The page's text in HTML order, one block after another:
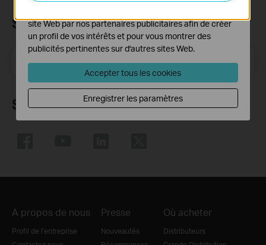
Subscription
S'enregistrer
Suivez nous
A propos de nous
Profil de l'entreprise
Presse
Nouveautés
Où acheter
Distributeurs
site Web par nos partenaires publicitaires afin de créer
un profil de vos intérêts et pour vous montrer des
publicités pertinentes sur d'autres sites Web.
Accepter tous les cookies
Enregistrer les paramètres